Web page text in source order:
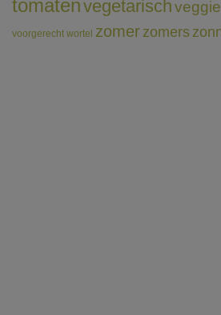
tomatenvegetarischveggie
voorgerecht wortel zomerzomers